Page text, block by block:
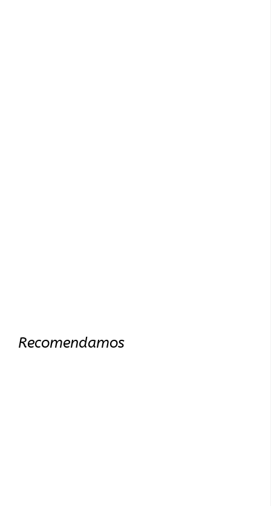
Recomendamos